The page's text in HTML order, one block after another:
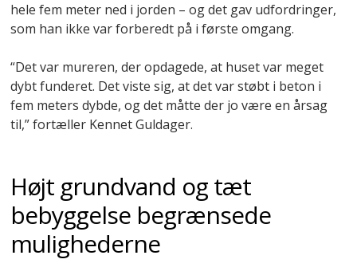
hele fem meter ned i jorden – og det gav udfordringer,
som han ikke var forberedt på i første omgang.
“Det var mureren, der opdagede, at huset var meget
dybt funderet. Det viste sig, at det var støbt i beton i
fem meters dybde, og det måtte der jo være en årsag
til,” fortæller Kennet Guldager.
Højt grundvand og tæt
bebyggelse begrænsede
mulighederne